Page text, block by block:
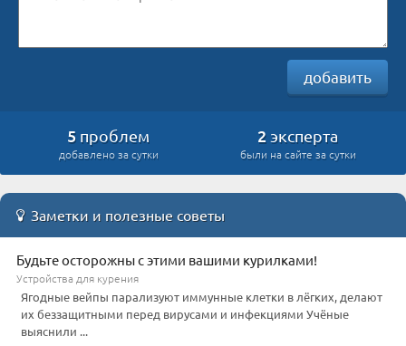
добавить
5 проблем
добавлено за сутки
2 эксперта
были на сайте за сутки
Заметки и полезные советы
Будьте осторожны с этими вашими курилками!
Устройства для курения
Ягодные вейпы парализуют иммунные клетки в лёгких, делают
их беззащитными перед вирусами и инфекциями Учёные
выяснили ...